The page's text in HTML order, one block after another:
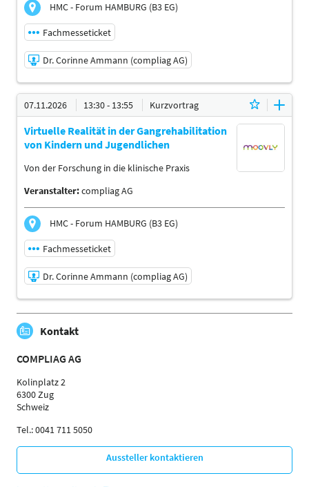
HMC - Forum HAMBURG (B3 EG)
Fachmesseticket
Dr. Corinne Ammann (compliag AG)
06.11.2026 | 13:30 - 13:55
Dr. Corinne Ammann (compliag AG)
Referent:in
Sprache
Deutsch
Physiotherapeuten | Ergotherapeuten | Sporttherapeuten
| Sportwissenschaftler | Trainer, Übungsleiter Reha- und
Gesundheitssport | Ärzte | Management
07.11.2026 13:30 - 13:55 Kurzvortrag
Virtuelle Realität in der Gangrehabilitation
von Kindern und Jugendlichen
Von der Forschung in die klinische Praxis
Veranstalter:compliag AG
HMC - Forum HAMBURG (B3 EG)
Fachmesseticket
Dr. Corinne Ammann (compliag AG)
07.11.2026 | 13:30 - 13:55
Dr. Corinne Ammann (compliag AG)
Sprache
Deutsch
Themen
Physiotherapeuten | Ergotherapeuten | Sporttherapeuten
| Sportwissenschaftler | Trainer, Übungsleiter Reha- und
Gesundheitssport | Ärzte | Management
Kontakt
COMPLIAG AG
Kolinplatz 2
6300 Zug
Schweiz
Tel.: 0041 711 5050
Aussteller kontaktieren